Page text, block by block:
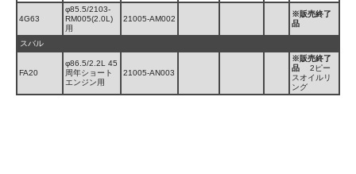
4G63
φ85.5/2103-
RM005(2.0L)
用
21005-AM002
※販売終了
品
スバル
FA20
φ86.5/2.2L 45
周年ショート
エンジン用
21005-AN003
※販売終了
品 2ピー
スオイルリ
ング